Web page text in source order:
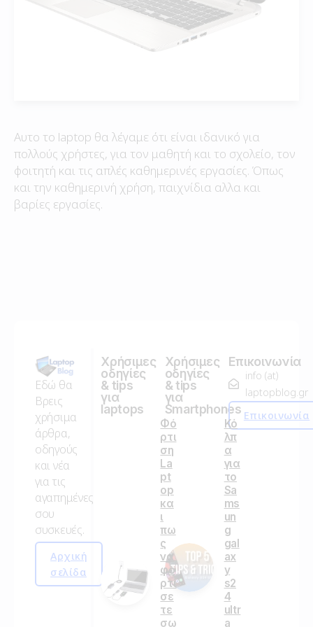
Αυτο το laptop θα λέγαμε ότι είναι ιδανικό για
πολλούς χρήστες, για τον μαθητή και το σχολείο, τον
φοιτητή και τις απλές καθημερινές εργασίες. Όπως
και την καθημερινή χρήση, παιχνίδια αλλα και
βαρίες εργασίες.
Εδώ θα
Βρεις
χρήσιμα
άρθρα,
οδηγούς
και νέα
για τις
αγαπημένες
σου
συσκευές.
Αρχική
σελίδα
Χρήσιμες
οδηγίες
& tips
για
laptops
Φό
ρτι
ση
La
pt
op
κα
ι
πω
ς
να
φο
ρτί
σε
τε
σω
Χρήσιμες
οδηγίες
& tips
για
Smartphones
Κό
λπ
α
για
το
Sa
ms
un
g
gal
ax
y
s2
4
ultr
a
Επικοινωνία
info (at)
laptopblog.gr
Επικοινωνία